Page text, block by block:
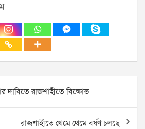
দাবিতে রাজশাহীতে বিক্ষোভ
রাজশাহীতে থেমে থেমে বর্ষণ চলছে